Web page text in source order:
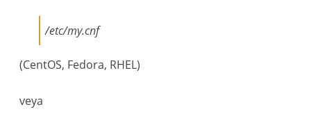
/etc/my.cnf
(CentOS, Fedora, RHEL)
veya